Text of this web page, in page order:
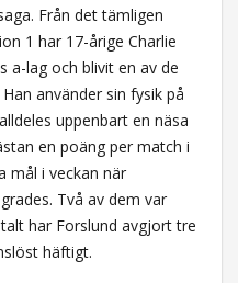
Från det tämligen
1 har 17-årige Charlie
a-lag och blivit en av de
använder sin fysik på
uppenbart en näsa
en poäng per match i
mål i veckan när
Två av dem var
har Forslund avgjort tre
häftigt.